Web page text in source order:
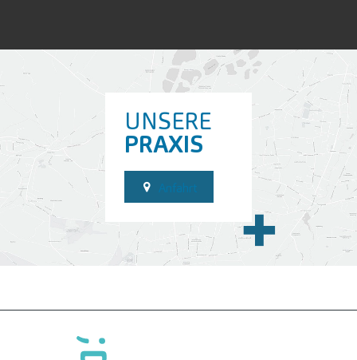
UNSERE
PRAXIS
Anfahrt